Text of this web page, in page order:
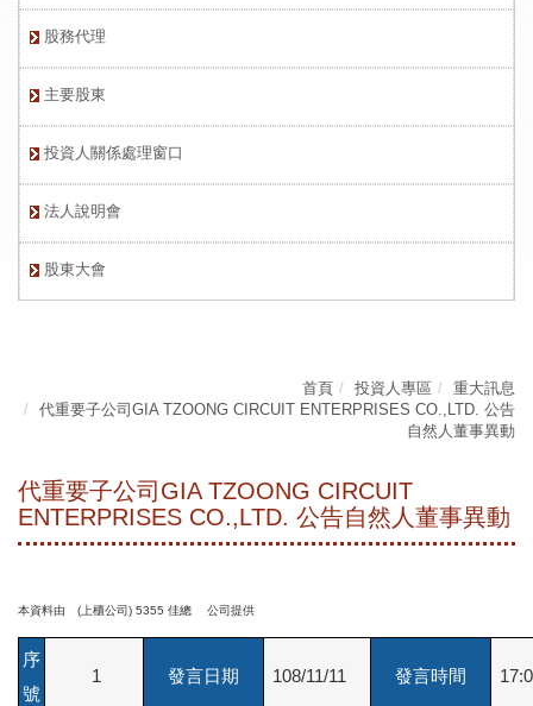
股務代理
主要股東
投資人關係處理窗口
法人說明會
股東大會
首頁 投資人專區
重大訊息
代重要子公司GIA TZOONG CIRCUIT ENTERPRISES CO.,LTD. 公告
自然人董事異動
代重要子公司GIA TZOONG CIRCUIT
ENTERPRISES CO.,LTD. 公告自然人董事異動
本資料由 (上櫃公司) 5355 佳總 公司提供
序
號
1 發言日期 108/11/11 發言時間